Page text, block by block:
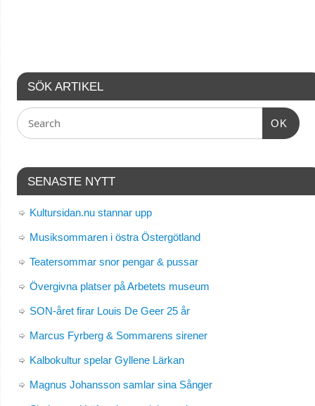
SÖK ARTIKEL
OK
SENASTE NYTT
Kultursidan.nu stannar upp
Musiksommaren i östra Östergötland
Teatersommar snor pengar & pussar
Övergivna platser på Arbetets museum
SON-året firar Louis De Geer 25 år
Marcus Fyrberg & Sommarens sirener
Kalbokultur spelar Gyllene Lärkan
Magnus Johansson samlar sina Sånger